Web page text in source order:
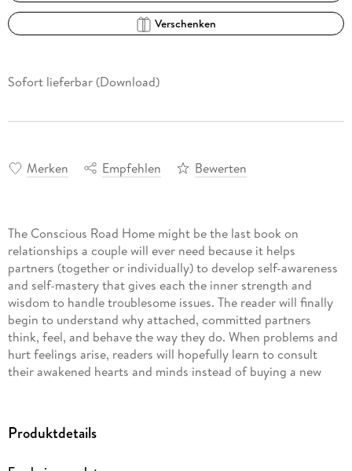
Verschenken
Sofort lieferbar (Download)
Merken Empfehlen Bewerten
The Conscious Road Home might be the last book on
relationships a couple will ever need because it helps
partners (together or individually) to develop self-awareness
and self-mastery that gives each the inner strength and
wisdom to handle troublesome issues. The reader will finally
begin to understand why attached, committed partners
think, feel, and behave the way they do. When problems and
hurt feelings arise, readers will hopefully learn to consult
their awakened hearts and minds instead of buying a new
how to fish so that you can solve your own conflicts and
issues. Beneath the defenses and personal baggage of you
Produktdetails